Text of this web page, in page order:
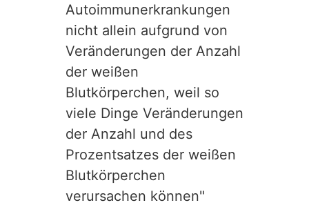
Autoimmunerkrankungen
nicht allein aufgrund von
Veränderungen der Anzahl
der weißen
Blutkörperchen, weil so
viele Dinge Veränderungen
der Anzahl und des
Prozentsatzes der weißen
Blutkörperchen
verursachen können"